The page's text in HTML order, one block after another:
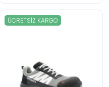
ÜCRETSIZ KARGO